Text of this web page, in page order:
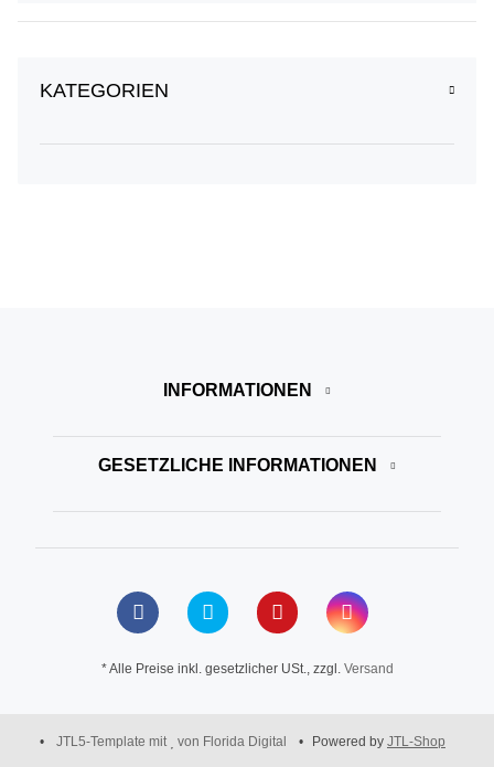
KATEGORIEN
INFORMATIONEN
GESETZLICHE INFORMATIONEN
* Alle Preise inkl. gesetzlicher USt., zzgl. Versand
• JTL5-Template mit von Florida Digital • Powered by JTL-Shop